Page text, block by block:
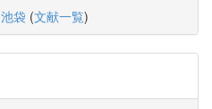
池袋 (文献一覧)